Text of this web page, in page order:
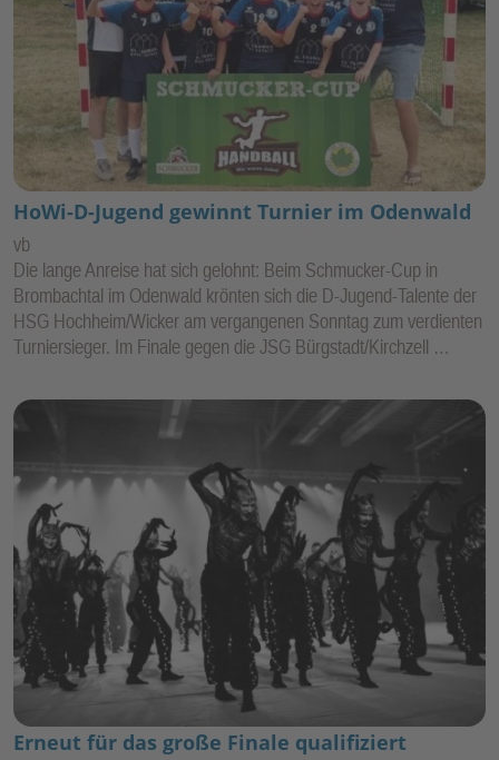
HoWi-D-Jugend gewinnt Turnier im Odenwald
vb
Die lange Anreise hat sich gelohnt: Beim Schmucker-Cup in
Brombachtal im Odenwald krönten sich die D-Jugend-Talente der
HSG Hochheim/Wicker am vergangenen Sonntag zum verdienten
Turniersieger. Im Finale gegen die JSG Bürgstadt/Kirchzell …
Erneut für das große Finale qualifiziert